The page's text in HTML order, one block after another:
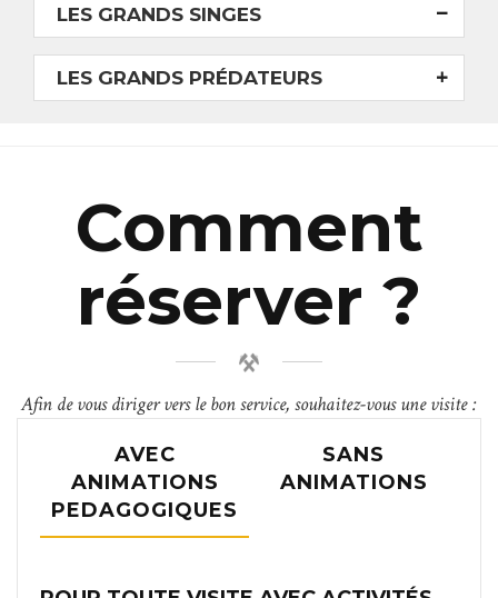
LES GRANDS SINGES
LES GRANDS PRÉDATEURS
Comment
réserver ?
Afin de vous diriger vers le bon service, souhaitez-vous une visite :
AVEC
ANIMATIONS
PEDAGOGIQUES
SANS
ANIMATIONS